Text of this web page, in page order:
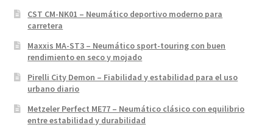
CST CM-NK01 – Neumático deportivo moderno para
carretera
Maxxis MA-ST3 – Neumático sport-touring con buen
rendimiento en seco y mojado
Pirelli City Demon – Fiabilidad y estabilidad para el uso
urbano diario
Metzeler Perfect ME77 – Neumático clásico con equilibrio
entre estabilidad y durabilidad